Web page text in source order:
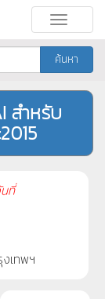
Toggle
ค้นหา
สำหรับ
ที่
เทพฯ